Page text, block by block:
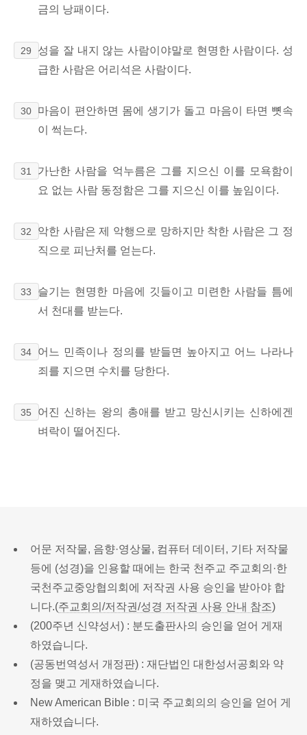
금의 낭패이다.
29
성을 잘 내지 않는 사람이야말로 현명한 사람이다. 성
급한 사람은 어리석은 사람이다.
30
마음이 편안하면 몸에 생기가 돌고 마음이 타면 뼛속
이 썩는다.
31
가난한 사람을 억누름은 그를 지으신 이를 모욕함이
요 없는 사람 동정함은 그를 지으신 이를 높임이다.
32
악한 사람은 제 악행으로 망하지만 착한 사람은 그 정
직으로 피난처를 얻는다.
33
슬기는 현명한 마음에 깃들이고 미련한 사람들 틈에
서 천대를 받는다.
34
어느 민족이나 정의를 받들면 높아지고 어느 나라나
죄를 지으면 수치를 당한다.
35
어진 신하는 왕의 총애를 받고 망신시키는 신하에겐
벼락이 떨어진다.
어문 저작물, 음향·영상물, 컴퓨터 데이터, 기타 저작물
등에 (성경)을 인용할 때에는 한국 천주교 주교회의·한
국천주교중앙협의회에 저작권 사용 승인을 받아야 합
니다.(주교회의/저작권/성경 저작권 사용 안내 참조)
(200주년 신약성서) : 분도출판사의 승인을 얻어 게재
하였습니다.
(공동번역성서 개정판) : 재단법인 대한성서공회와 약
정을 맺고 게재하였습니다.
New American Bible : 미국 주교회의의 승인을 얻어 게
재하였습니다.